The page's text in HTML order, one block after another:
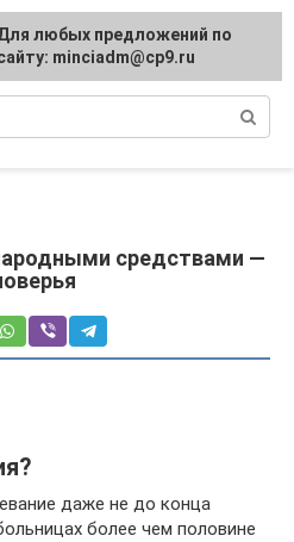
и терапия
средствами —
даже не до конца
более чем половине
любых предложений по
minciadm@cp9.ru